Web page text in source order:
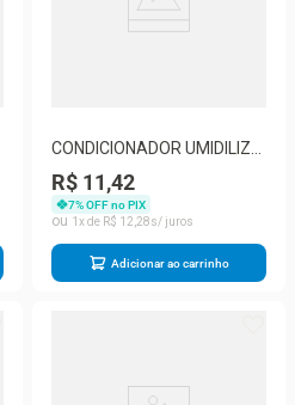
CONDICIONADOR UMIDILIZ
BABY 150ML
R$ 11,42
7% OFF no PIX
1
R$ 12 28
Adicionar ao carrinho